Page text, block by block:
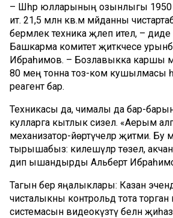
– Шәһәр юлларының озынлыгы
итә. 21,5 млн кв.м мәйданны
берәмлек техника җәлеп ителә, –
Башкарма комитет җитәкчесе
Ибраһимов. – Бозлавыкка каршы
80 мең тонна тоз-ком кушылмасы
реагент бар.
Техникасы да, чималы да бар-
кулларга кытлык сизелә. «Аерым
механизатор-йөртүчеләр җитми. Бу
тырышабыз: килешүләр төзелә,
дип ышандырды Альберт
Тагын бер яңалыклары: Казан
чисталыкны контрольдә тота торган
системасын видеокүзәтү белән